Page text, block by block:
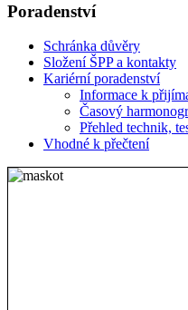
Poradenství
Schránka důvěry
Složení ŠPP a kontakty
Kariérní poradenství
Informace k
Časový
Přehled technik,
Vhodné k přečtení